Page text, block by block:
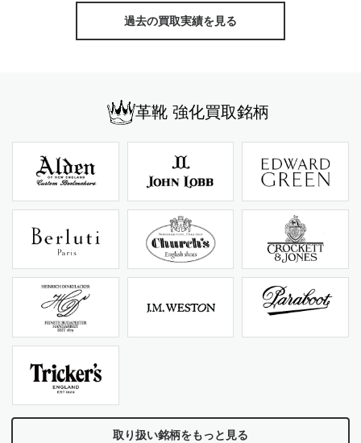
過去の買取実績を見る
革靴 強化買取銘柄
取り扱い銘柄をもっと見る